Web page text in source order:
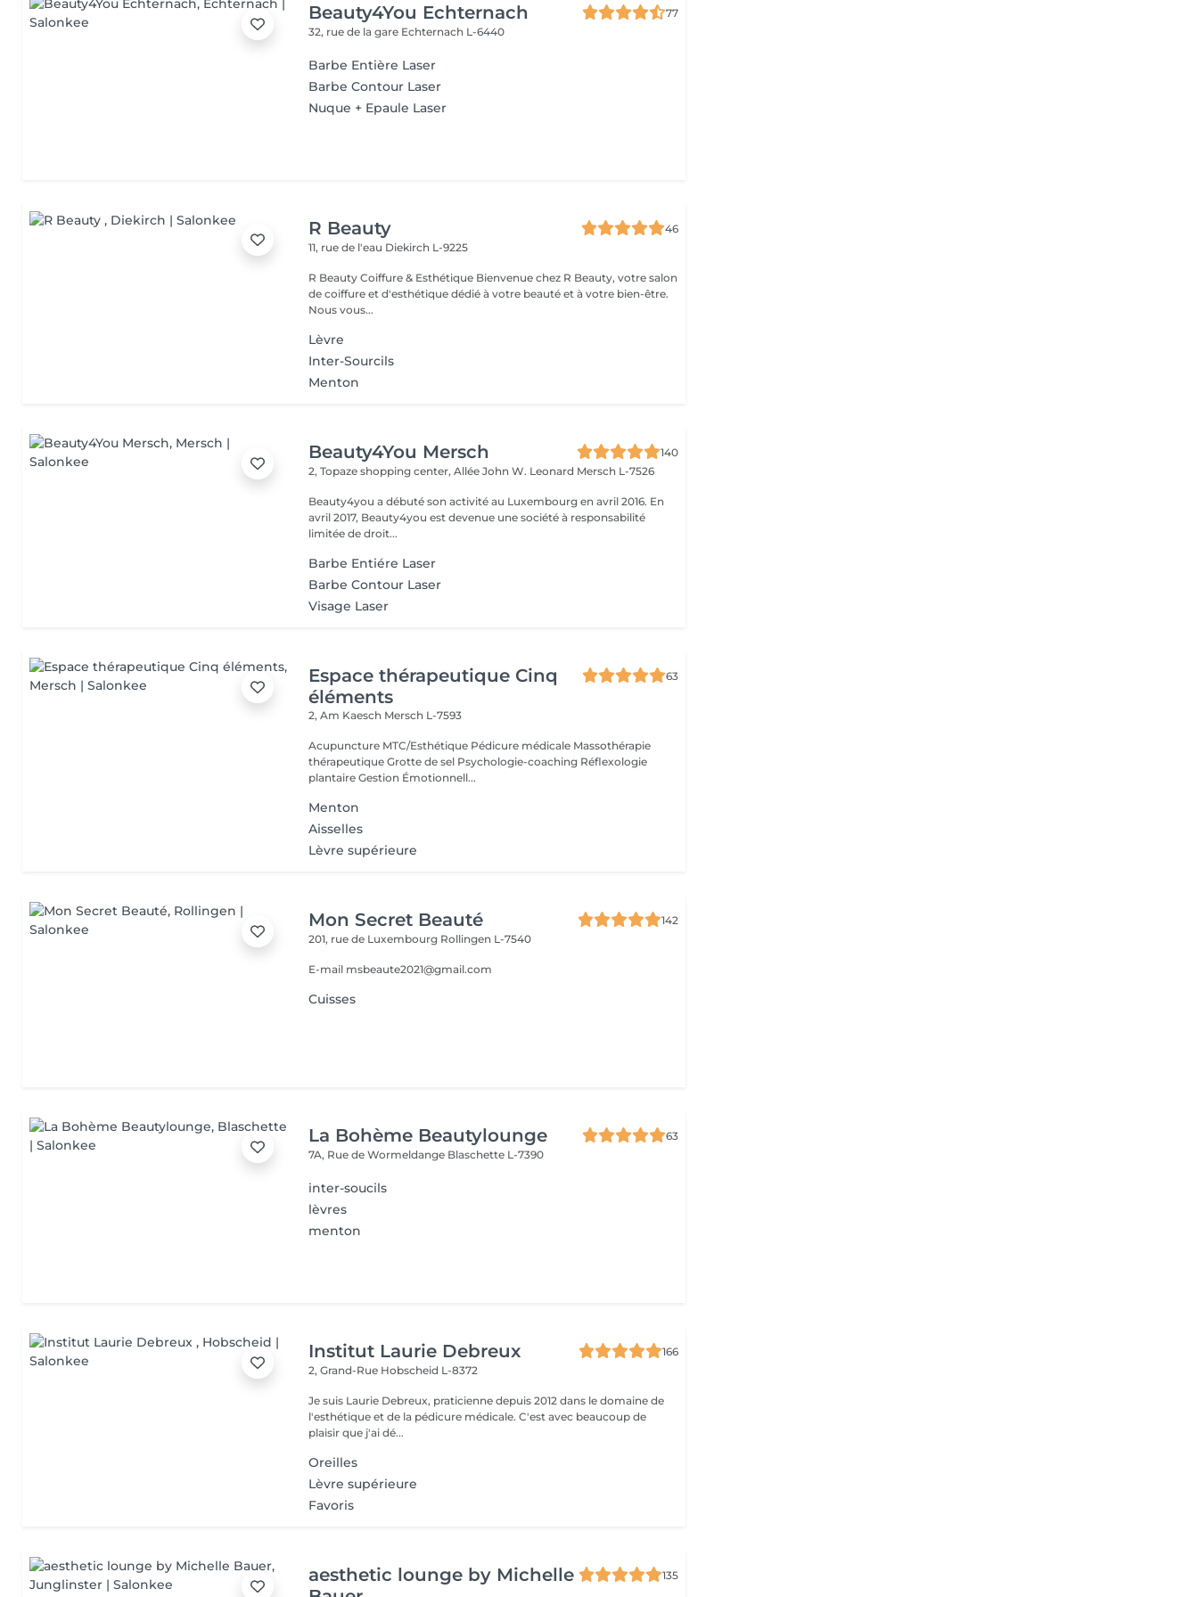
Beauty4You Echternach
77
32, rue de la gare Echternach L-6440
Barbe Entière Laser
Barbe Contour Laser
Nuque + Epaule Laser
R Beauty
46
11, rue de l'eau Diekirch L-9225
R Beauty Coiffure & Esthétique Bienvenue chez R Beauty, votre salon
de coiffure et d'esthétique dédié à votre beauté et à votre bien-être.
Nous vous...
Lèvre
Inter-Sourcils
Menton
Beauty4You Mersch
140
2, Topaze shopping center, Allée John W. Leonard Mersch L-7526
Beauty4you a débuté son activité au Luxembourg en avril 2016. En
avril 2017, Beauty4you est devenue une société à responsabilité
limitée de droit...
Barbe Entiére Laser
Barbe Contour Laser
Visage Laser
Espace thérapeutique Cinq
éléments
63
2, Am Kaesch Mersch L-7593
Acupuncture MTC/Esthétique Pédicure médicale Massothérapie
thérapeutique Grotte de sel Psychologie-coaching Réflexologie
plantaire Gestion Émotionnell...
Menton
Aisselles
Lèvre supérieure
Mon Secret Beauté
142
201, rue de Luxembourg Rollingen L-7540
E-mail msbeaute2021@gmail.com
Cuisses
La Bohème Beautylounge
63
7A, Rue de Wormeldange Blaschette L-7390
inter-soucils
lèvres
menton
Institut Laurie Debreux
166
2, Grand-Rue Hobscheid L-8372
Je suis Laurie Debreux, praticienne depuis 2012 dans le domaine de
l'esthétique et de la pédicure médicale. C'est avec beaucoup de
plaisir que j'ai dé...
Oreilles
Lèvre supérieure
Favoris
aesthetic lounge by Michelle
135